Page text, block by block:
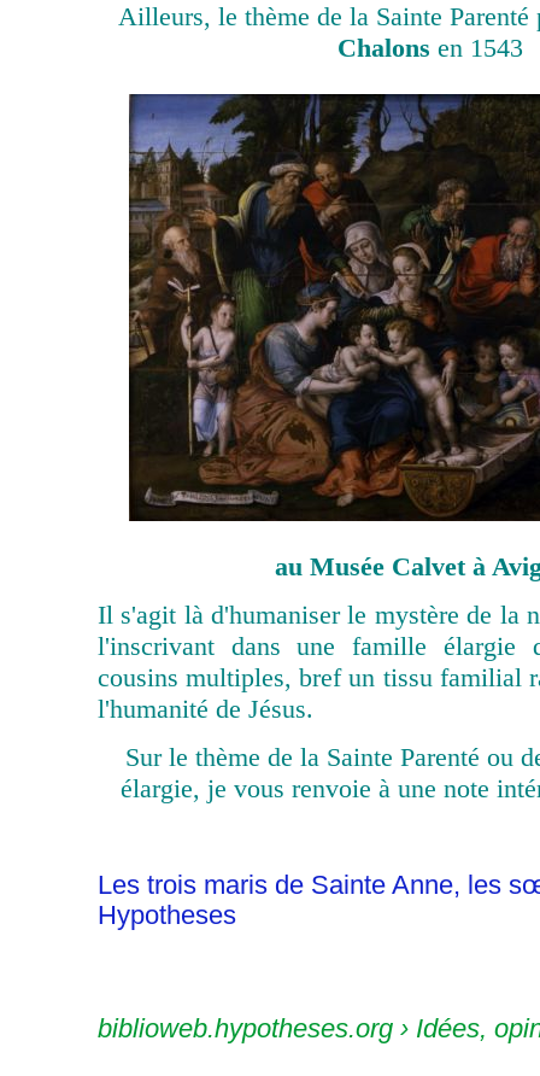
Ailleurs, le thème de la Sainte
Chalons en 1543
au Musée Calvet à
Il s'agit là d'humaniser le mystère de la
l'inscrivant dans une famille élargie
cousins multiples, bref un tissu familial
l'humanité de Jésus.
Sur le thème de la Sainte Parenté ou
élargie, je vous renvoie à une note
Les trois maris de Sainte Anne, les
Hypotheses
biblioweb.hypotheses.org › Idées,